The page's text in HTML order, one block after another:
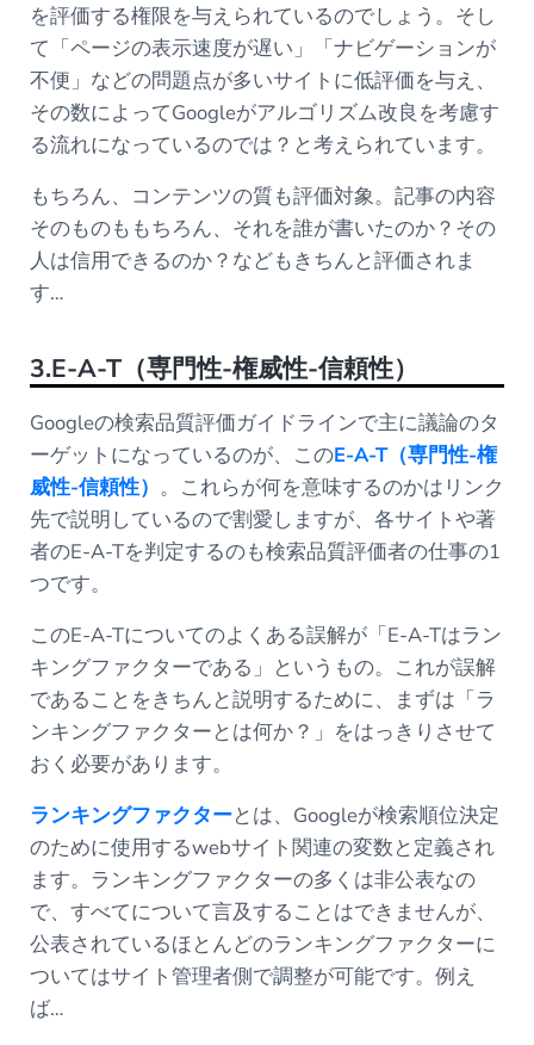
を評価する権限を与えられているのでしょう。そし
て「ページの表示速度が遅い」「ナビゲーションが
不便」などの問題点が多いサイトに低評価を与え、
その数によってGoogleがアルゴリズム改良を考慮す
る流れになっているのでは？と考えられています。
もちろん、コンテンツの質も評価対象。記事の内容
そのものももちろん、それを誰が書いたのか？その
人は信用できるのか？などもきちんと評価されま
す…
3.E-A-T（専門性-権威性-信頼性）
Googleの検索品質評価ガイドラインで主に議論のタ
ーゲットになっているのが、このE-A-T（専門性-権
威性-信頼性） 。これらが何を意味するのかはリンク
先で説明しているので割愛しますが、各サイトや著
者のE-A-Tを判定するのも検索品質評価者の仕事の1
つです。
このE-A-Tについてのよくある誤解が「E-A-Tはラン
キングファクターである」というもの。これが誤解
であることをきちんと説明するために、まずは「ラ
ンキングファクターとは何か？」をはっきりさせて
おく必要があります。
ランキングファクターとは、Googleが検索順位決定
のために使用するwebサイト関連の変数と定義され
ます。ランキングファクターの多くは非公表なの
で、すべてについて言及することはできませんが、
公表されているほとんどのランキングファクターに
ついてはサイト管理者側で調整が可能です。例え
ば…